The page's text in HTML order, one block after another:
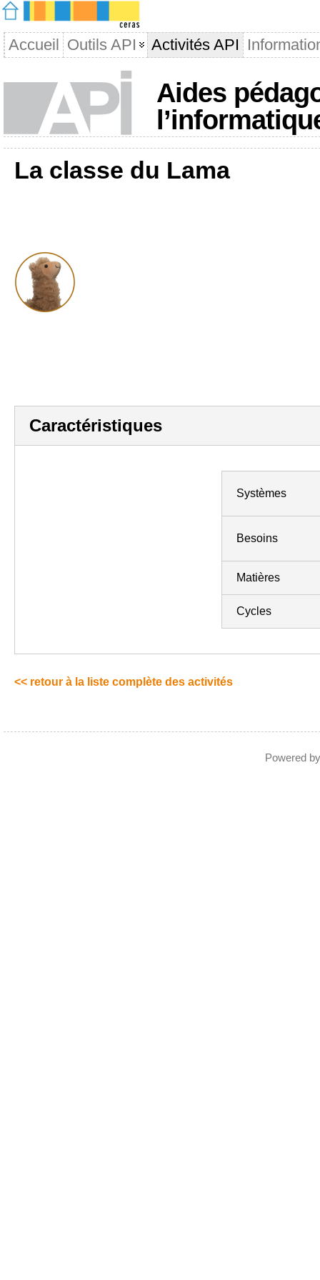
Accueil Outils API Activités API
Aides
La classe du Lama
Caractéristiques
Systèmes
Besoins
Matières
Cycles
<< retour à la liste complète des activités
Powered